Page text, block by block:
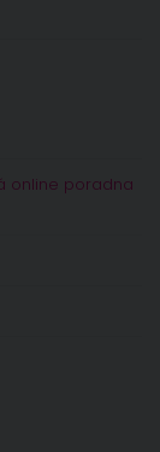
online poradna